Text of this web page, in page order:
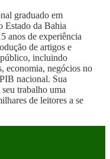
graduado em
Estado da Bahia
anos de experiência
de artigos e
público, incluindo
economia, negócios no
nacional. Sua
trabalho uma
de leitores a se